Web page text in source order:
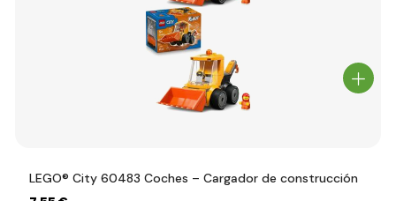
LEGO® City 60483 Coches – Cargador de construcción